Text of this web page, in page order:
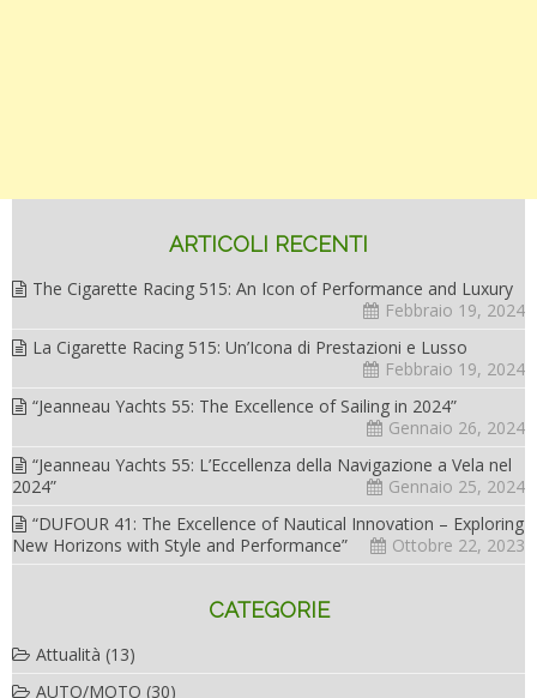
ARTICOLI RECENTI
The Cigarette Racing 515: An Icon of Performance and Luxury
Febbraio 19, 2024
La Cigarette Racing 515: Un’Icona di Prestazioni e Lusso
Febbraio 19, 2024
“Jeanneau Yachts 55: The Excellence of Sailing in 2024”
Gennaio 26, 2024
“Jeanneau Yachts 55: L’Eccellenza della Navigazione a Vela nel
2024”
Gennaio 25, 2024
“DUFOUR 41: The Excellence of Nautical Innovation – Exploring
New Horizons with Style and Performance”
Ottobre 22, 2023
CATEGORIE
Attualità (13)
AUTO/MOTO (30)